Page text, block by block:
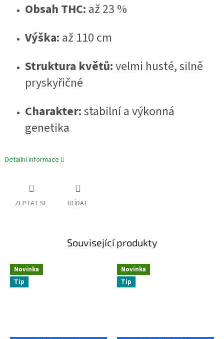
Obsah THC: až 23 %
Výška: až 110 cm
Struktura květů:velmi husté, silně
pryskyřičné
Charakter:stabilní a výkonná
genetika
Detailní informace
ZEPTAT SE HLÍDAT
Související produkty
Novinka
Tip
Novinka
Tip